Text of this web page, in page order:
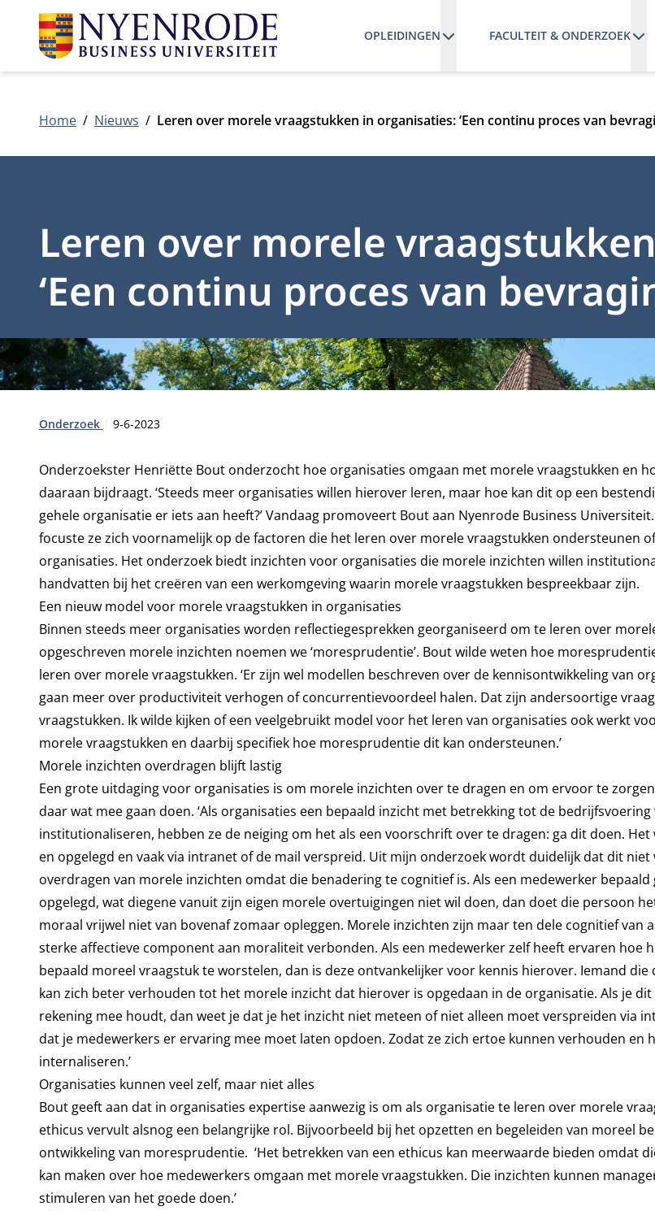
OPLEIDINGEN FACULTEIT & ONDERZOEK
Home Nieuws Leren over morele vraagstukken in organisaties: ‘Een continu proces van
Leren over morele
‘Een continu proces van
Type:
Onderzoek Publicatiedatum:
9-6-2023
Onderzoekster Henriëtte Boutonderzocht hoe organisaties omgaan met morele vraagstukken en
daaraan bijdraagt. ‘Steeds meer organisaties willen hierover leren, maar hoe kan dit op een
gehele organisatie er iets aan heeft?’ Vandaag promoveert Bout aan Nyenrode Business
focuste ze zich voornamelijk op de factoren die het leren over morele vraagstukken ondersteunen
organisaties. Het onderzoek biedt inzichten voor organisaties die morele inzichten willen
handvatten bij het creëren van een werkomgeving waarin morele vraagstukken bespreekbaar zijn.
Een nieuw model voor morele vraagstukken in organisaties
Binnen steeds meer organisaties worden reflectiegesprekken georganiseerd om te leren over
opgeschreven morele inzichten noemen we ‘moresprudentie’. Bout wilde weten hoe
leren over morele vraagstukken. ‘Er zijn wel modellen beschreven over de kennisontwikkeling van
gaan meer over productiviteit verhogen of concurrentievoordeel halen. Dat zijn andersoortige
vraagstukken. Ik wilde kijken of een veelgebruikt model voor het leren van organisaties ook werkt
morele vraagstukken en daarbij specifiek hoe moresprudentie dit kan ondersteunen.’
Morele inzichten overdragen blijft lastig
Een grote uitdaging voor organisaties is om morele inzichten over te dragen en om ervoor te
daar wat mee gaan doen. ‘Als organisaties een bepaald inzicht met betrekking tot de bedrijfsvoering
institutionaliseren, hebben ze de neiging om het als een voorschrift over te dragen: ga dit doen.
en opgelegd en vaak via intranet of de mail verspreid. Uit mijn onderzoek wordt duidelijk dat dit
overdragen van morele inzichten omdat die benadering te cognitief is. Als een medewerker
opgelegd, wat diegene vanuit zijn eigen morele overtuigingen niet wil doen, dan doet die persoon
moraal vrijwel niet van bovenaf zomaar opleggen. Morele inzichten zijn maar ten dele cognitief van
sterke affectieve component aan moraliteit verbonden. Als een medewerker zelf heeft ervaren hoe
bepaald moreel vraagstuk te worstelen, dan is deze ontvankelijker voor kennis hierover. Iemand die
kan zich beter verhouden tot het morele inzicht dat hierover is opgedaan in de organisatie. Als je
rekening mee houdt, dan weet je dat je het inzicht niet meteen of niet alleen moet verspreiden via
dat je medewerkers er ervaring mee moet laten opdoen. Zodat ze zich ertoe kunnen verhouden en
internaliseren.’
Organisaties kunnen veel zelf, maar niet alles
Bout geeft aan dat in organisaties expertise aanwezig is om als organisatie te leren over morele
ethicus vervult alsnog een belangrijke rol. Bijvoorbeeld bij het opzetten en begeleiden van moreel
ontwikkeling van moresprudentie. ‘Het betrekken van een ethicus kan meerwaarde bieden omdat
kan maken over hoe medewerkers omgaan met morele vraagstukken. Die inzichten kunnen
stimuleren van het goede doen.’